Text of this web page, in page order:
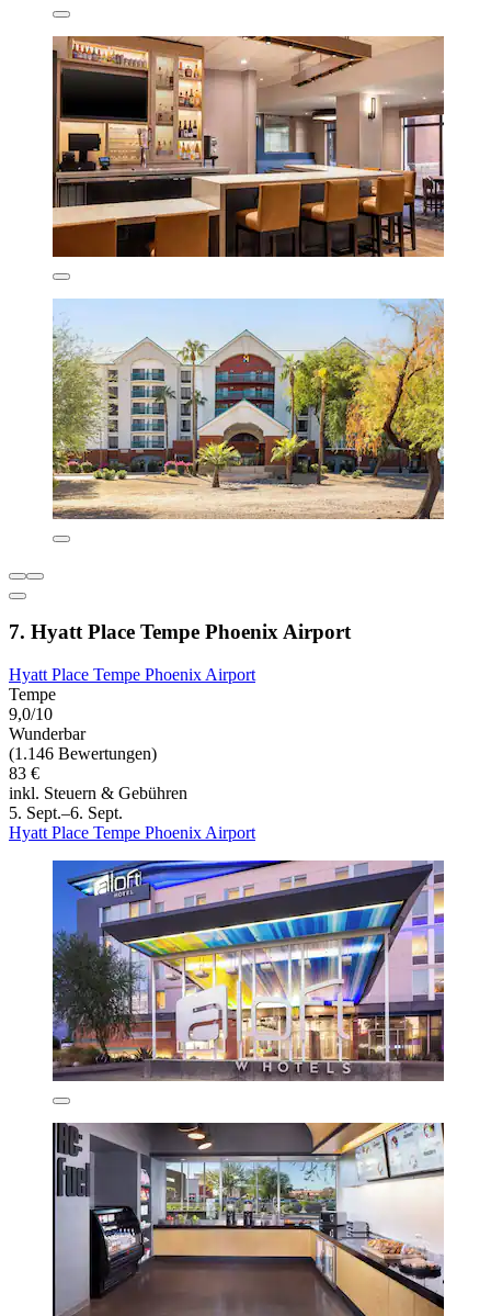
7. Hyatt Place Tempe Phoenix Airport
Hyatt Place Tempe Phoenix Airport
Tempe
9,0/10
Wunderbar
(1.146 Bewertungen)
83 €
inkl. Steuern & Gebühren
5. Sept.–6. Sept.
Hyatt Place Tempe Phoenix Airport